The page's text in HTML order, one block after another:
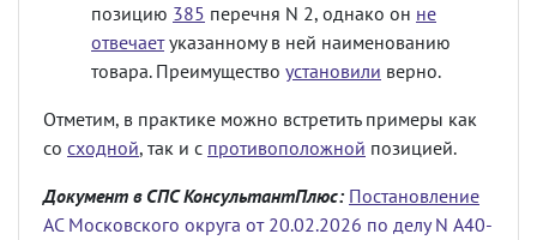
позицию 385 перечня N 2, однако он не
отвечаетуказанному в ней наименованию
товара. Преимущество установили верно.
Отметим, в практике можно встретить примеры как
со сходной, так и с противоположной позицией.
Документ в СПС КонсультантПлюс: Постановление
АС Московского округа от 20.02.2026 по делу N А40-